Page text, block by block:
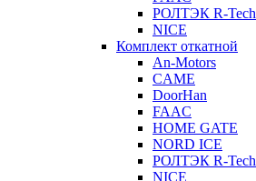
РОЛТЭК R-Tech
NICE
Комплект откатной
An-Motors
CAME
DoorHan
FAAC
HOME GATE
NORD ICE
РОЛТЭК R-Tech
NICE